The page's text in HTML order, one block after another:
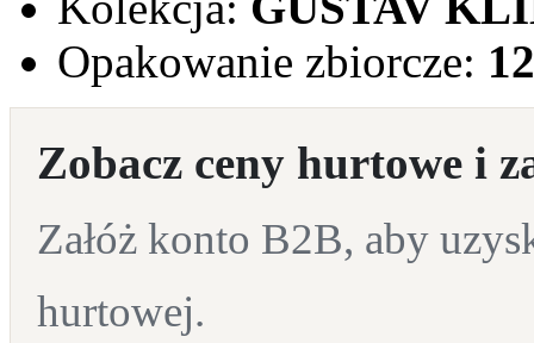
Opakowanie zbiorcze: 12
Zobacz ceny hurtowe i
Załóż konto B2B, aby
hurtowej.